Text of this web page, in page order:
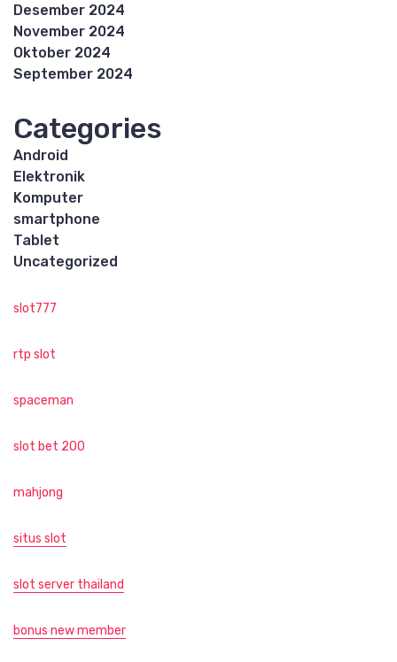
Desember 2024
November 2024
Oktober 2024
September 2024
Categories
Android
Elektronik
Komputer
smartphone
Tablet
Uncategorized
slot777
rtp slot
spaceman
slot bet 200
mahjong
situs slot
slot server thailand
bonus new member